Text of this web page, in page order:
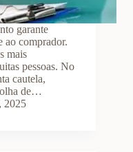
garante
ao comprador.
mais
pessoas. No
cautela,
de…
2025